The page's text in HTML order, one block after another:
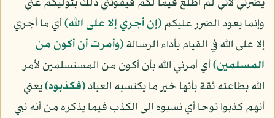
يضرني لأني لم أطلع فيما لكم فيفوتني ذلك بتوليكم عني
وإنما يعود الضرر عليكم﴿إن أجري إلا على الله﴾أي ما أجري
إلا على الله في القيام بأداء الرسالة﴿وأمرت أن أكون من
المسلمين﴾أي أمرني الله بأن أكون من المستسلمين لأمر
الله بطاعته ثقة بأنها خير ما يكتسبه العباد﴿فكذبوه﴾يعني
أنهم كذبوا نوحا أي نسبوه إلى الكذب فيما يذكره من أنه نبي